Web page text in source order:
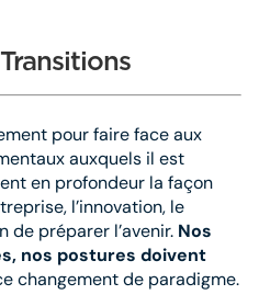
pour faire face aux
auxquels il est
en profondeur la façon
l’innovation, le
de préparer l’avenir. Nos
nos postures doivent
changement de paradigme.